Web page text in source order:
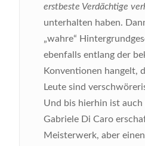
erstbeste Verdächtige
unterhalten haben.
„wahre“
ebenfalls entlang der
Konventionen hangelt,
Leute sind
Und bis hierhin ist auch
Gabriele Di Caro
Meisterwerk, aber